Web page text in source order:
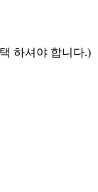
하셔야 합니다.)